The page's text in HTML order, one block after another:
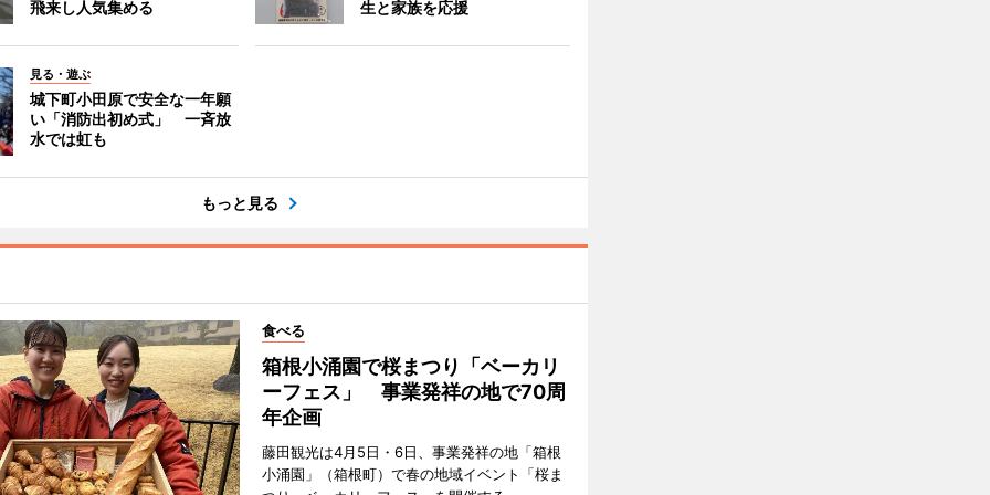
飛来し人気集める 生と家族を応援
見る・遊ぶ
城下町小田原で安全な一年願
い「消防出初め式」 一斉放
水では虹も
もっと見る
食べる
箱根小涌園で桜まつり「ベーカリ
ーフェス」 事業発祥の地で70周
年企画
藤田観光は4月5日・6日、事業発祥の地「箱根
小涌園」（箱根町）で春の地域イベント「桜ま